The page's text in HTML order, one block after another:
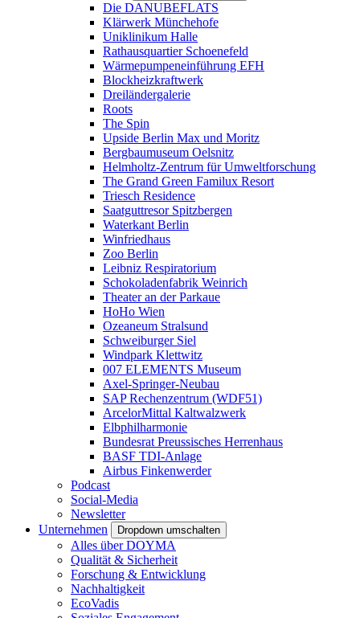
Die DANUBEFLATS
Klärwerk Münchehofe
Uniklinikum Halle
Rathausquartier Schoenefeld
Wärmepumpeneinführung EFH
Blockheizkraftwerk
Dreiländergalerie
Roots
The Spin
Upside Berlin Max und Moritz
Bergbaumuseum Oelsnitz
Helmholtz-Zentrum für Umweltforschung
The Grand Green Familux Resort
Triesch Residence
Saatguttresor Spitzbergen
Waterkant Berlin
Winfriedhaus
Zoo Berlin
Leibniz Respiratorium
Schokoladenfabrik Weinrich
Theater an der Parkaue
HoHo Wien
Ozeaneum Stralsund
Schweiburger Siel
Windpark Klettwitz
007 ELEMENTS Museum
Axel-Springer-Neubau
SAP Rechenzentrum (WDF51)
ArcelorMittal Kaltwalzwerk
Elbphilharmonie
Bundesrat Preussisches Herrenhaus
BASF TDI-Anlage
Airbus Finkenwerder
Podcast
Social-Media
Newsletter
Unternehmen
Dropdown umschalten
Alles über DOYMA
Qualität & Sicherheit
Forschung & Entwicklung
Nachhaltigkeit
EcoVadis